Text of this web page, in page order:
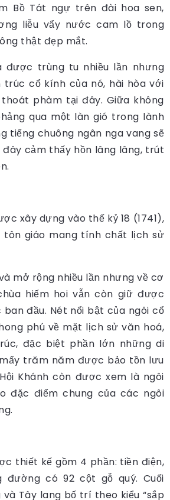
Bồ Tát ngự trên đài hoa sen,
liễu vẩy nước cam lồ trong
thật đẹp mắt.
được trùng tu nhiều lần nhưng
trúc cổ kính của nó, hài hòa với
phàm tại đây. Giữa không
qua một làn gió trong lành
tiếng chuông ngân nga vang sẽ
cảm thấy hồn lâng lâng, trút
xây dựng vào thế kỷ 18 (1741),
giáo mang tính chất lịch sử
mở rộng nhiều lần nhưng về cơ
hiếm hoi vẫn còn giữ được
đầu. Nét nổi bật của ngôi cổ
phú về mặt lịch sử văn hoá,
đặc biệt phần lớn những di
trăm năm được bảo tồn lưu
Khánh còn được xem là ngôi
đặc điểm chung của các ngôi
thiết kế gồm 4 phần: tiền điện,
đường có 92 cột gỗ quý. Cuối
Tây lang bố trí theo kiểu “sắp